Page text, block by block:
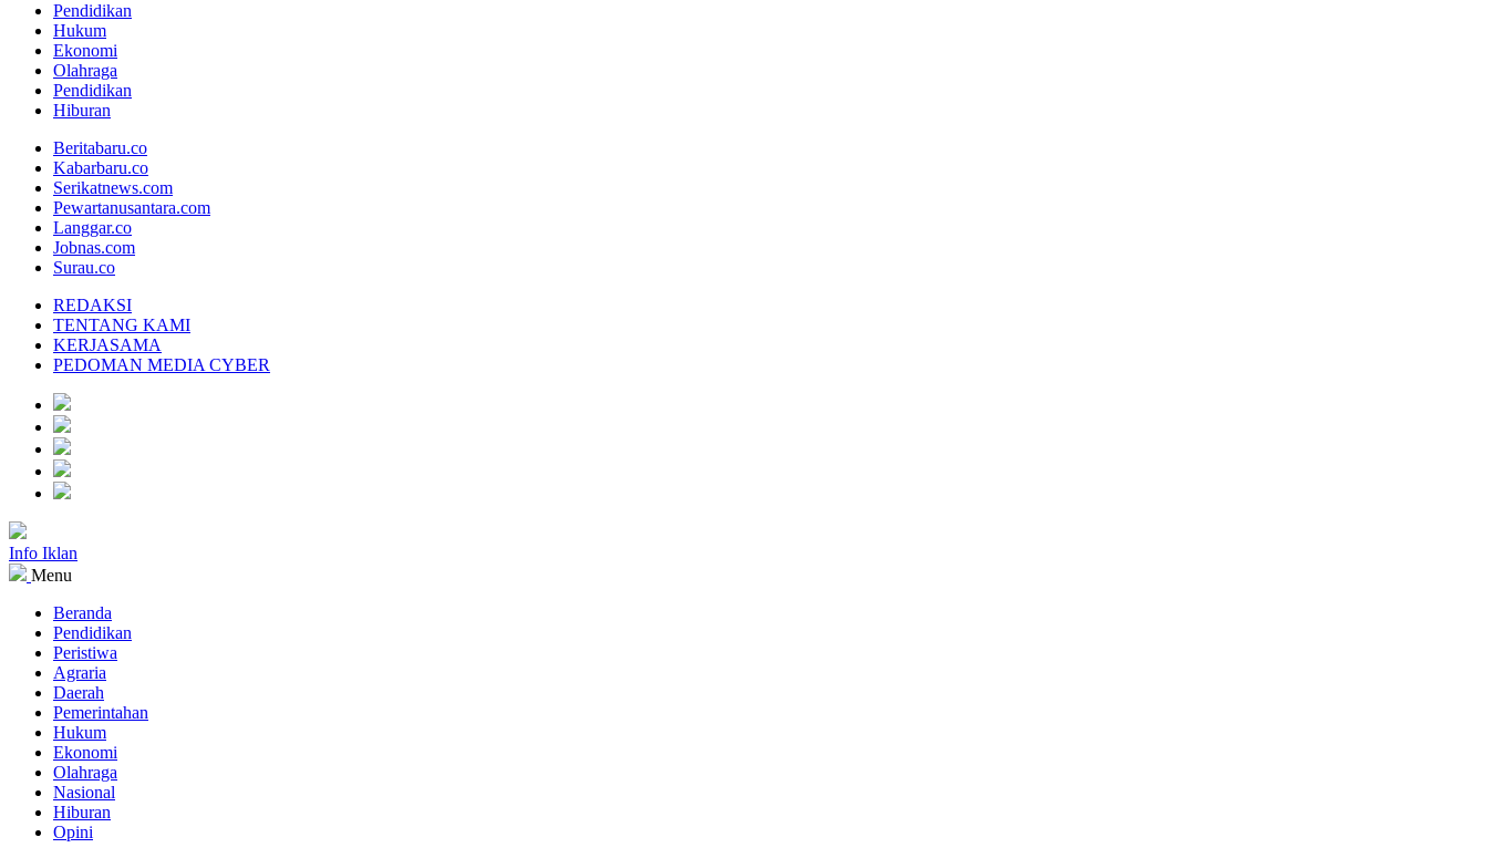
Pendidikan
Hukum
Ekonomi
Olahraga
Pendidikan
Hiburan
Beritabaru.co
Kabarbaru.co
Serikatnews.com
Pewartanusantara.com
Langgar.co
Jobnas.com
Surau.co
REDAKSI
TENTANG KAMI
KERJASAMA
PEDOMAN MEDIA CYBER
Info Iklan
Menu
Beranda
Pendidikan
Peristiwa
Agraria
Daerah
Pemerintahan
Hukum
Ekonomi
Olahraga
Nasional
Hiburan
Opini